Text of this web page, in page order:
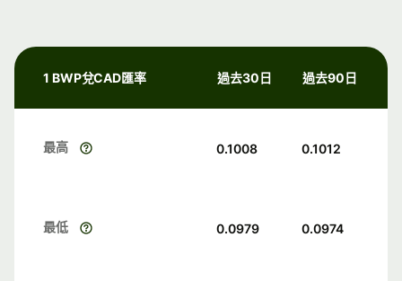
1 BWP兌CAD匯率 過去30日 過去90日
最高 0.1008 0.1012
最低 0.0979 0.0974